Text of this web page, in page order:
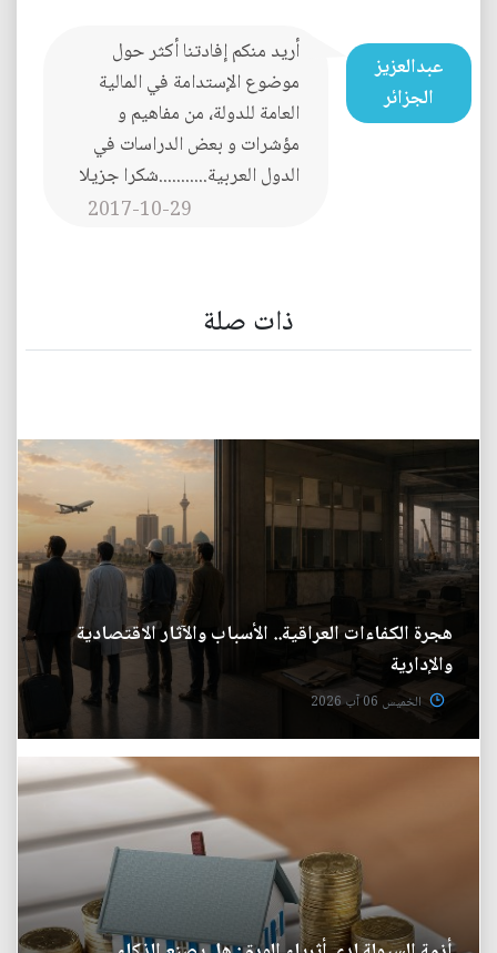
عبدالعزيز
الجزائر
أريد منكم إفادتنا أكثر حول
موضوع الإستدامة في المالية
العامة للدولة، من مفاهيم و
مؤشرات و بعض الدراسات في
الدول العربية...........شكرا جزيلا
2017-10-29
ذات صلة
هجرة الكفاءات العراقية.. الأسباب والآثار الاقتصادية
والإدارية
الخميس 06 آب 2026